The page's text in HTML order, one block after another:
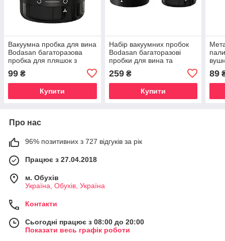
Вакуумна пробка для вина
Bodasan багаторазова
пробка для пляшок з
блокатором Чорна (PT40)
99 ₴
Купити
Набір вакуумних пробок
Bodasan багаторазові
пробки для вина та
шампанського Чорні 2шт.
(PT41)
259₴
Купити
для
89
Про нас
96% позитивних з 727 відгуків за рік
Працює з 27.04.2018
м. Обухів
Україна, Обухів, Україна
Контакти
Сьогодні працює з 08:00 до 20:00
Показати весь графік роботи